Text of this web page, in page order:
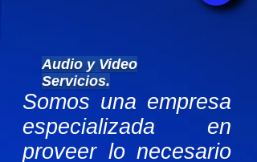
Audio y Video
Servicios.
Somos una empresa
especializada en
proveer lo necesario